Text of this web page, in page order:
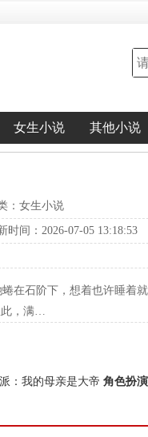
女生小说 其他小说
：女生小说
时间：2026-07-05 13:18:53
在石阶下，想着也许睡
此，满…
：我的母亲是大帝 角色扮